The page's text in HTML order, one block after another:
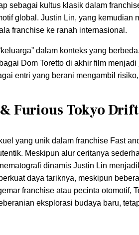
sebagai kultus klasik dalam
global. Justin Lin, yang kemudian
franchise ke ranah internasional.
dalam konteks yang
Dom Toretto di akhir film menjadi
entri yang berani mengambil
Furious Tokyo Drift
yang unik dalam franchise Fast
Meskipun alur ceritanya
dinamis Justin Lin
daya tariknya, meskipun
franchise atau pecinta otomotif,
eksplorasi budaya baru,